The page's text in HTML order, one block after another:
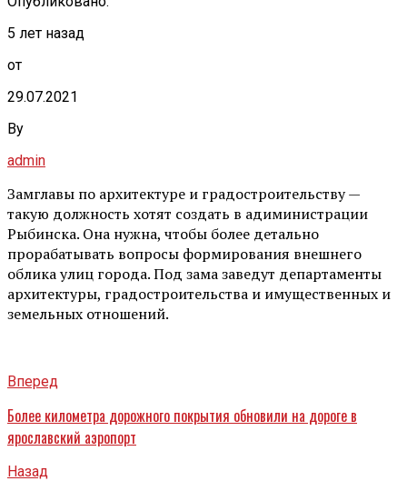
5 лет назад
от
29.07.2021
By
admin
Замглавы по архитектуре и градостроительству —
такую должность хотят создать в адиминистрации
Рыбинска. Она нужна, чтобы более детально
прорабатывать вопросы формирования внешнего
облика улиц города. Под зама заведут департаменты
архитектуры, градостроительства и имущественных и
земельных отношений.
Вперед
Более километра дорожного покрытия обновили на дороге в
ярославский аэропорт
Назад